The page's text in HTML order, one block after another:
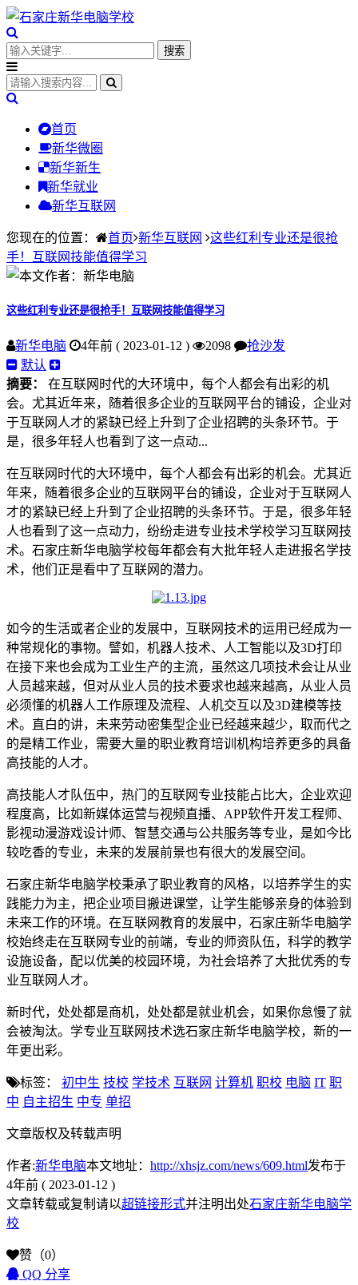
首页
新华微圈
新华新生
新华就业
新华互联网
您现在的位置： 首页 新华互联网
这些红利专业还是很抢
手！互联网技能值得学习
这些红利专业还是很抢手！互联网技能值得学习
新华电脑 4年前 ( 2023-01-12 ) 2098
抢沙发
默认
摘要：
在互联网时代的大环境中，每个人都会有出彩的机
会。尤其近年来，随着很多企业的互联网平台的铺设，企业对
于互联网人才的紧缺已经上升到了企业招聘的头条环节。于
是，很多年轻人也看到了这一点动...
在互联网时代的大环境中，每个人都会有出彩的机会。尤其近
年来，随着很多企业的互联网平台的铺设，企业对于互联网人
才的紧缺已经上升到了企业招聘的头条环节。于是，很多年轻
人也看到了这一点动力，纷纷走进专业技术学校学习互联网技
术。石家庄新华电脑学校每年都会有大批年轻人走进报名学技
术，他们正是看中了互联网的潜力。
如今的生活或者企业的发展中，互联网技术的运用已经成为一
种常规化的事物。譬如，机器人技术、人工智能以及3D打印
在接下来也会成为工业生产的主流，虽然这几项技术会让从业
人员越来越，但对从业人员的技术要求也越来越高，从业人员
必须懂的机器人工作原理及流程、人机交互以及3D建模等技
术。直白的讲，未来劳动密集型企业已经越来越少，取而代之
的是精工作业，需要大量的职业教育培训机构培养更多的具备
高技能的人才。
高技能人才队伍中，热门的互联网专业技能占比大，企业欢迎
程度高，比如新媒体运营与视频直播、APP软件开发工程师、
影视动漫游戏设计师、智慧交通与公共服务等专业，是如今比
较吃香的专业，未来的发展前景也有很大的发展空间。
石家庄新华电脑学校秉承了职业教育的风格，以培养学生的实
践能力为主，把企业项目搬进课堂，让学生能够亲身的体验到
未来工作的环境。在互联网教育的发展中，石家庄新华电脑学
校始终走在互联网专业的前端，专业的师资队伍，科学的教学
设施设备，配以优美的校园环境，为社会培养了大批优秀的专
业互联网人才。
新时代，处处都是商机，处处都是就业机会，如果你怠慢了就
会被淘汰。学专业互联网技术选石家庄新华电脑学校，新的一
年更出彩。
标签： 初中生 技校 学技术 互联网 计算机 职校 电脑 IT 职
中 自主招生 中专 单招
文章版权及转载声明
作者:新华电脑本文地址： http://xhsjz.com/news/609.html发布于
4年前 ( 2023-01-12 )
文章转载或复制请以超链接形式并注明出处石家庄新华电脑学
校
赞（0）
QQ 分享